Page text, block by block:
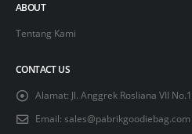
ABOUT
Tentang Kami
CONTACT US
Alamat: Jl. Anggrek Rosliana VII
Email: sales@pabrikgoodiebag.com